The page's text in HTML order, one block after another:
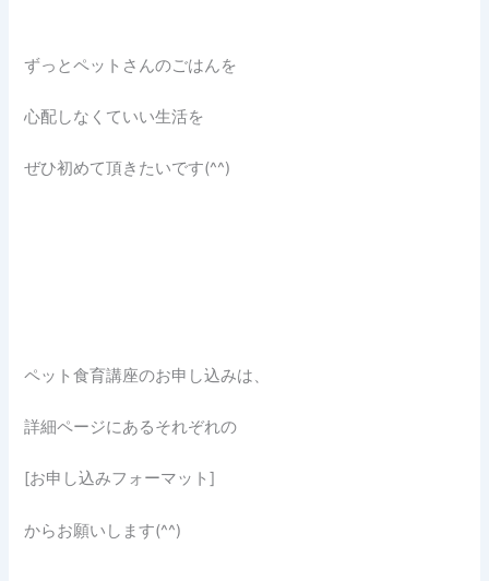
ずっとペットさんのごはんを
心配しなくていい生活を
ぜひ初めて頂きたいです(^^)
ペット食育講座のお申し込みは、
詳細ページにあるそれぞれの
[お申し込みフォーマット]
からお願いします(^^)